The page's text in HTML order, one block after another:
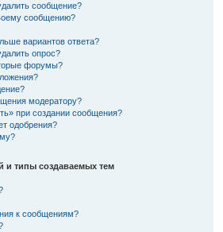
сообщение?
сообщению?
вариантов ответа?
опрос?
форумы?
модератору?
при создании сообщения?
одобрения?
и типы создаваемых тем
к сообщениям?